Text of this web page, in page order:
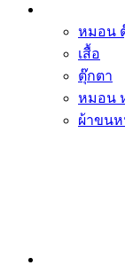
หมอน
เสื้อ
ตุ๊กตา
หมอน
ผ้าขน